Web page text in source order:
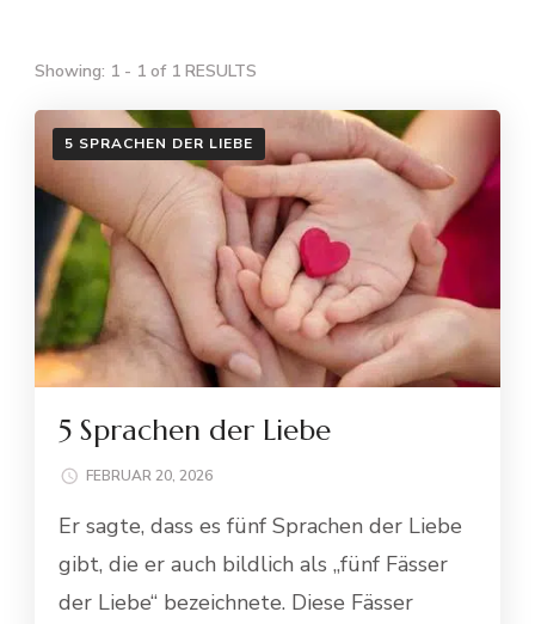
Showing: 1 - 1 of 1 RESULTS
5 SPRACHEN DER LIEBE
5 Sprachen der Liebe
FEBRUAR 20, 2026
Er sagte, dass es fünf Sprachen der Liebe
gibt, die er auch bildlich als „fünf Fässer
der Liebe“ bezeichnete. Diese Fässer